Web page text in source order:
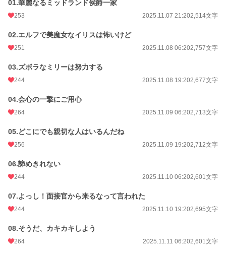
01.華麗なるミッドランド侯爵一家
253 2025.11.07 21:202,514文字
02.エルフで美魔女なイリスは怖いけど
251 2025.11.08 06:202,757文字
03.ズボラなミリーは努力する
244 2025.11.08 19:202,677文字
04.会心の一撃にご用心
264 2025.11.09 06:202,713文字
05.どこにでも親切な人はいるんだね
256 2025.11.09 19:202,712文字
06.諦めきれない
244 2025.11.10 06:202,601文字
07.よっし！面接官から来るなって言われた
244 2025.11.10 19:202,695文字
08.そうだ、カキカキしよう
264 2025.11.11 06:202,601文字